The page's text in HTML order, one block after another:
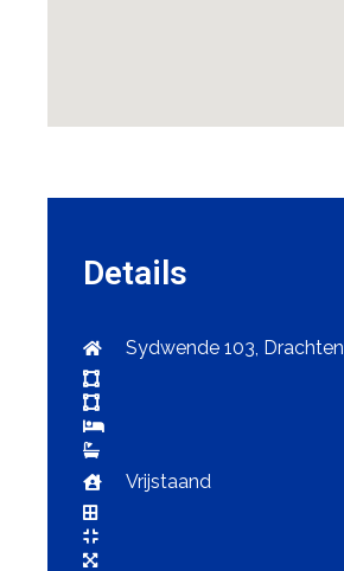
Details
Sydwende 103, Drachten
Vrijstaand